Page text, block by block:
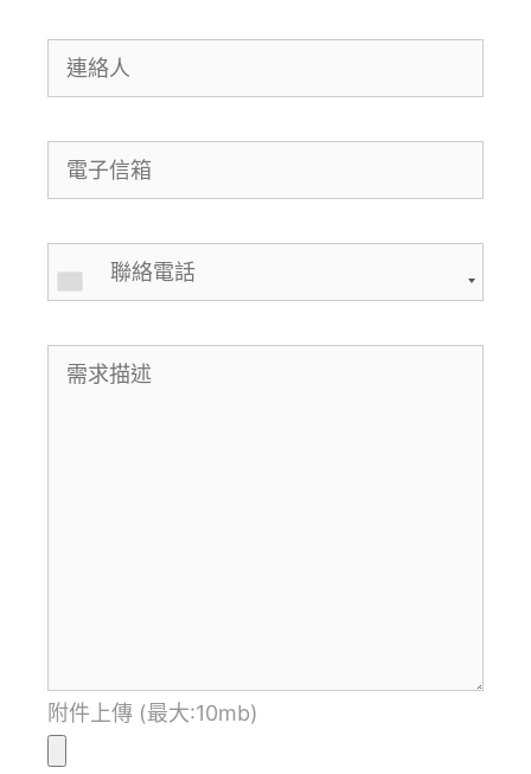
附件上傳 (最大:10mb)